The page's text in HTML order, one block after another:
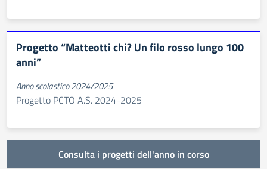
Progetto “Matteotti chi? Un filo rosso lungo 100
anni”
Anno scolastico 2024/2025
Progetto PCTO A.S. 2024-2025
Consulta i progetti dell'anno in corso